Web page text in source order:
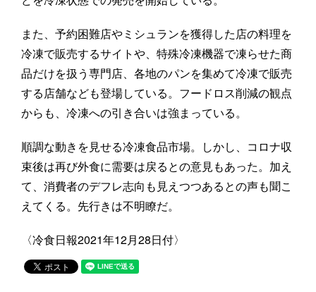
また、予約困難店やミシュランを獲得した店の料理を
冷凍で販売するサイトや、特殊冷凍機器で凍らせた商
品だけを扱う専門店、各地のパンを集めて冷凍で販売
する店舗なども登場している。フードロス削減の観点
からも、冷凍への引き合いは強まっている。
順調な動きを見せる冷凍食品市場。しかし、コロナ収
束後は再び外食に需要は戻るとの意見もあった。加え
て、消費者のデフレ志向も見えつつあるとの声も聞こ
えてくる。先行きは不明瞭だ。
〈冷食日報2021年12月28日付〉